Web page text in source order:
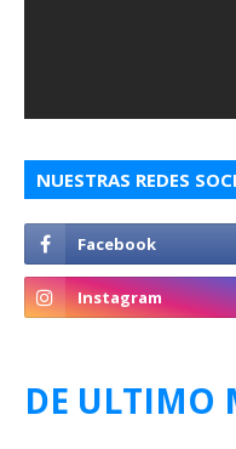
NUESTRAS REDES
DE ULTIMO